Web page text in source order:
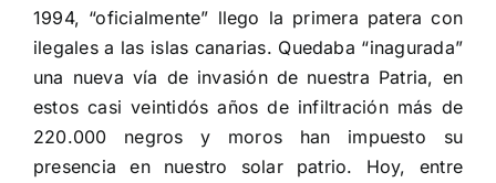
1994, “oficialmente” llego la primera patera con
ilegales a las islas canarias. Quedaba “inagurada”
una nueva vía de invasión de nuestra Patria, en
estos casi veintidós años de infiltración más de
220.000 negros y moros han impuesto su
presencia en nuestro solar patrio. Hoy, entre